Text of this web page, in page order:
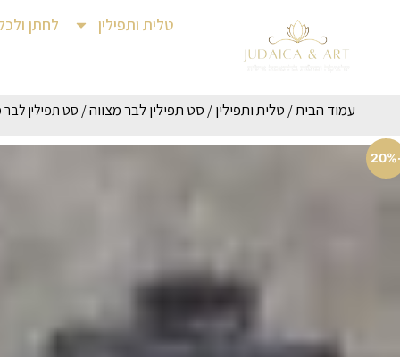
טלית ותפילין לחתן
עמוד הבית/ טלית ותפילין/ סט תפילין לבר מצווה/ סט תפילין
-